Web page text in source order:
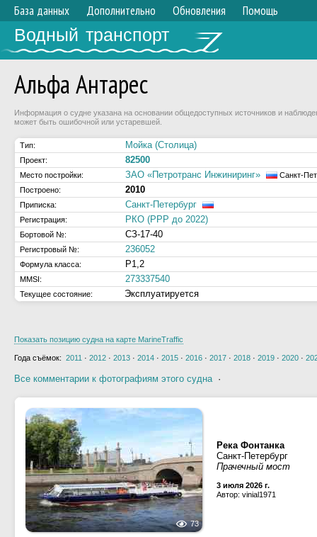
База данных Дополнительно Обновления Помощь
Водный транспорт
Альфа Антарес
Информация о судне указана на основании общедоступных источников и
может быть ошибочной или устаревшей.
Тип: Мойка (Столица)
Проект: 82500
Место постройки: ЗАО «Петротранс Инжиниринг»
Санкт-
Построено:
2010
Приписка: Санкт-Петербург
Регистрация: РКО (РРР до 2022)
Бортовой №: СЗ-17-40
Регистровый №: 236052
Формула класса: Р1,2
MMSI: 273337540
Текущее состояние: Эксплуатируется
Показать позицию судна на карте MarineTraffic
Года съёмок: 2011 · 2012 · 2013 · 2014 · 2015 · 2016 · 2017 · 2018 · 2019 · 2020 ·
Все комментарии к фотографиям этого судна·
73
Река Фонтанка
Санкт-Петербург
Прачечный мост
3 июля 2026 г.
Автор: vinial1971